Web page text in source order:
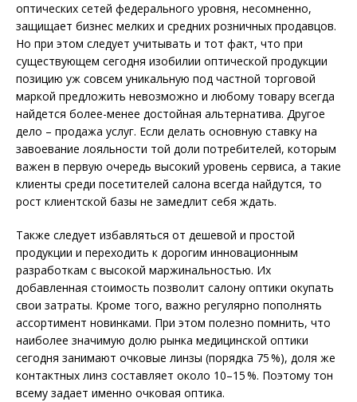
оптических сетей федерального уровня, несомненно,
защищает бизнес мелких и средних розничных продавцов.
Но при этом следует учитывать и тот факт, что при
существующем сегодня изобилии оптической продукции
позицию уж совсем уникальную под частной торговой
маркой предложить невозможно и любому товару всегда
найдется более-менее достойная альтернатива. Другое
дело – продажа услуг. Если делать основную ставку на
завоевание лояльности той доли потребителей, которым
важен в первую очередь высокий уровень сервиса, а такие
клиенты среди посетителей салона всегда найдутся, то
рост клиентской базы не замедлит себя ждать.
Также следует избавляться от дешевой и простой
продукции и переходить к дорогим инновационным
разработкам с высокой маржинальностью. Их
добавленная стоимость позволит салону оптики окупать
свои затраты. Кроме того, важно регулярно пополнять
ассортимент новинками. При этом полезно помнить, что
наиболее значимую долю рынка медицинской оптики
сегодня занимают очковые линзы (порядка 75 %), доля же
контактных линз составляет около 10–15 %. Поэтому тон
всему задает именно очковая оптика.